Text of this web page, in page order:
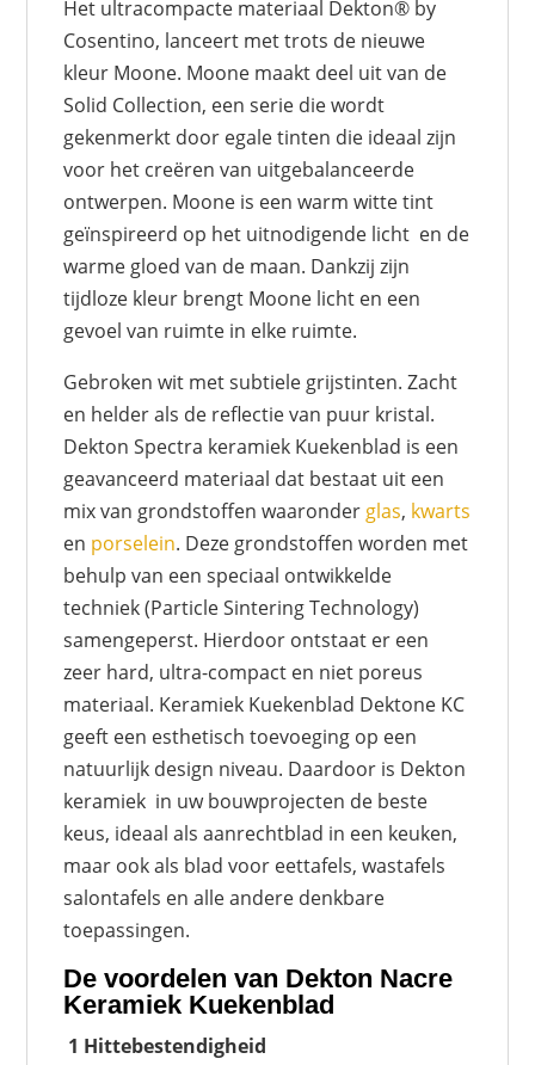
Het ultracompacte materiaal Dekton® by
Cosentino, lanceert met trots de nieuwe
kleur Moone. Moone maakt deel uit van de
Solid Collection, een serie die wordt
gekenmerkt door egale tinten die ideaal zijn
voor het creëren van uitgebalanceerde
ontwerpen. Moone is een warm witte tint
geïnspireerd op het uitnodigende licht en de
warme gloed van de maan. Dankzij zijn
tijdloze kleur brengt Moone licht en een
gevoel van ruimte in elke ruimte.
Gebroken wit met subtiele grijstinten. Zacht
en helder als de reflectie van puur kristal.
Dekton Spectra keramiek Kuekenblad is een
geavanceerd materiaal dat bestaat uit een
mix van grondstoffen waaronder glas, kwarts
en porselein. Deze grondstoffen worden met
behulp van een speciaal ontwikkelde
techniek (Particle Sintering Technology)
samengeperst. Hierdoor ontstaat er een
zeer hard, ultra-compact en niet poreus
materiaal. Keramiek Kuekenblad Dektone KC
geeft een esthetisch toevoeging op een
natuurlijk design niveau. Daardoor is Dekton
keramiek in uw bouwprojecten de beste
keus, ideaal als aanrechtblad in een keuken,
maar ook als blad voor eettafels, wastafels
salontafels en alle andere denkbare
toepassingen.
De voordelen van Dekton Nacre
Keramiek Kuekenblad
1 Hittebestendigheid